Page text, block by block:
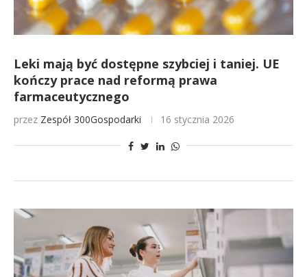
Leki mają być dostępne szybciej i taniej. UE
kończy prace nad reformą prawa
farmaceutycznego
przez Zespół 300Gospodarki 16 stycznia 2026